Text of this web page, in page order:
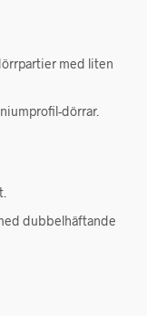
med liten
dörrar.
dubbelhäftande